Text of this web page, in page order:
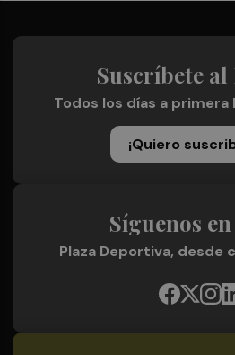
Suscríbete
Todos los días a primera
¡Quiero
Síguenos
Plaza Deportiva, desde